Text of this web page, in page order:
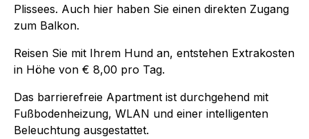
Plissees. Auch hier haben Sie einen direkten Zugang
zum Balkon.
Reisen Sie mit Ihrem Hund an, entstehen Extrakosten
in Höhe von € 8,00 pro Tag.
Das barrierefreie Apartment ist durchgehend mit
Fußbodenheizung, WLAN und einer intelligenten
Beleuchtung ausgestattet.